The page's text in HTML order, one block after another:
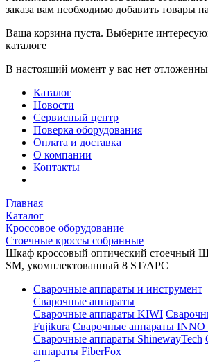
заказа вам необходимо добавить товары
Ваша корзина пуста. Выберите
каталоге
В настоящий момент у вас нет
Каталог
Новости
Сервисный центр
Поверка оборудования
Оплата и доставка
О компании
Контакты
Главная
Каталог
Кроссовое оборудование
Стоечные кроссы собранные
Шкаф кроссовый оптический стоечный
SM, укомплектованный 8 ST/APC
Сварочные аппараты и инструмент
Сварочные аппараты
Сварочные аппараты KIWI
Fujikura Сварочные аппараты INNO
Сварочные аппараты ShinewayTech
аппараты FiberFox